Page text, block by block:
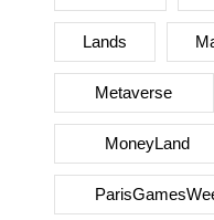
Lands
Metaverse
MoneyLand